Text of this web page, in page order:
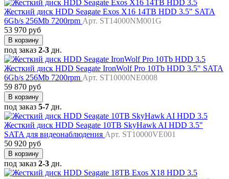
Жесткий диск HDD Seagate Exos X16 14TB HDD 3.5" SATA
6Gb/s 256Mb 7200rpm Арт. ST14000NM001G
53 970 руб
В корзину
под заказ 2-3 дн.
Жесткий диск HDD Seagate IronWolf Pro 10Tb HDD 3.5" SATA
6Gb/s 256Mb 7200rpm Арт. ST10000NE0008
59 870 руб
В корзину
под заказ 5-7 дн.
Жесткий диск HDD Seagate 10TB SkyHawk AI HDD 3.5"
SATA для видеонаблюдения Арт. ST10000VE001
50 920 руб
В корзину
под заказ 2-3 дн.